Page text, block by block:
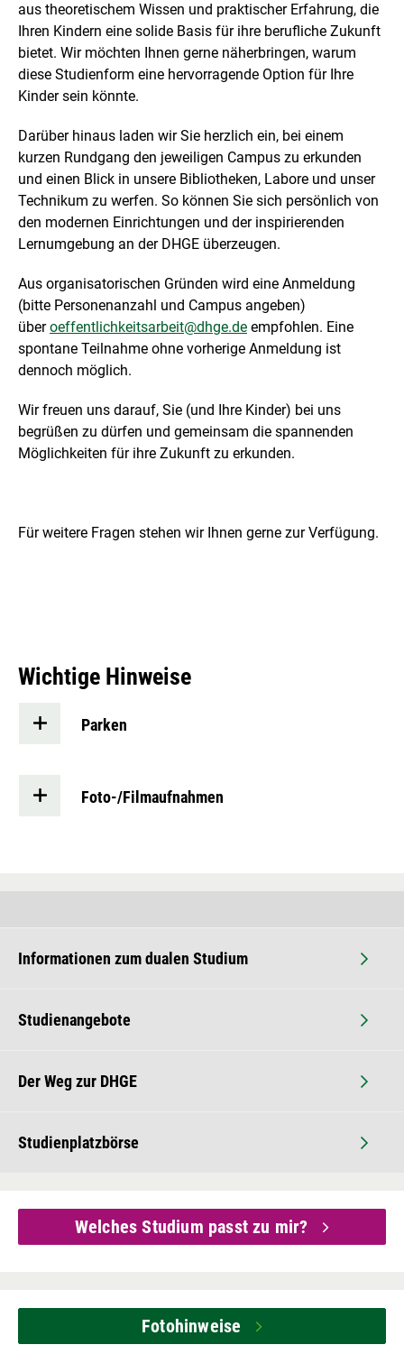
aus theoretischem Wissen und praktischer Erfahrung, die
Ihren Kindern eine solide Basis für ihre berufliche Zukunft
bietet. Wir möchten Ihnen gerne näherbringen, warum
diese Studienform eine hervorragende Option für Ihre
Kinder sein könnte.
Darüber hinaus laden wir Sie herzlich ein, bei einem
kurzen Rundgang den jeweiligen Campus zu erkunden
und einen Blick in unsere Bibliotheken, Labore und unser
Technikum zu werfen. So können Sie sich persönlich von
den modernen Einrichtungen und der inspirierenden
Lernumgebung an der DHGE überzeugen.
Aus organisatorischen Gründen wird eine Anmeldung
(bitte Personenanzahl und Campus angeben)
überoeffentlichkeitsarbeit@dhge.de empfohlen. Eine
spontane Teilnahme ohne vorherige Anmeldung ist
dennoch möglich.
Wir freuen uns darauf, Sie (und Ihre Kinder) bei uns
begrüßen zu dürfen und gemeinsam die spannenden
Möglichkeiten für ihre Zukunft zu erkunden.
Für weitere Fragen stehen wir Ihnen gerne zur Verfügung.
Wichtige Hinweise
Parken
Foto-/Filmaufnahmen
Informationen zum dualen Studium
Studienangebote
Der Weg zur DHGE
Studienplatzbörse
Welches Studium passt zu mir?
Fotohinweise